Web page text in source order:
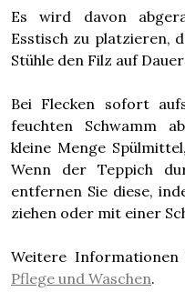
Es wird davon
Esstisch zu platzieren,
Stühle den Filz auf
Bei Flecken sofort
feuchten Schwamm
kleine Menge
Wenn der Teppich
entfernen Sie diese,
ziehen oder mit einer
Weitere
Pflege und Waschen.